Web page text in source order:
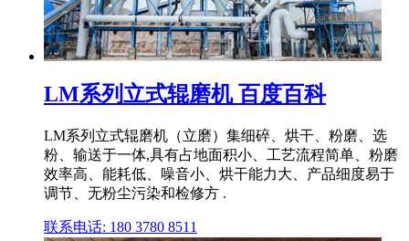
LM系列立式辊磨机 百度百科
LM系列立式辊磨机（立磨）集细碎、烘干、粉磨、选
粉、输送于一体,具有占地面积小、工艺流程简单、粉磨
效率高、能耗低、噪音小、烘干能力大、产品细度易于
调节、无粉尘污染和检修方 .
联系电话: 180 3780 8511